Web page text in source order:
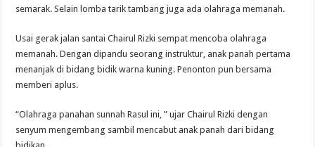
semarak. Selain lomba tarik tambang juga ada olahraga memanah.
Usai gerak jalan santai Chairul Rizki sempat mencoba olahraga
memanah. Dengan dipandu seorang instruktur, anak panah pertama
menanjak di bidang bidik warna kuning. Penonton pun bersama
memberi aplus.
“Olahraga panahan sunnah Rasul ini, ” ujar Chairul Rizki dengan
senyum mengembang sambil mencabut anak panah dari bidang